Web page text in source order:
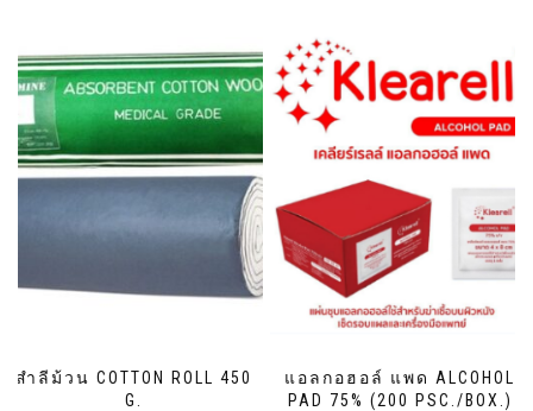
สำลีม้วน COTTON ROLL 450
G.
แอลกอฮอล์ แพด ALCOHOL
PAD 75% (200 PSC./BOX.)